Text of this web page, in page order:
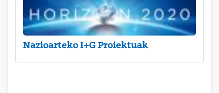
Nazioarteko I+G Proiektuak